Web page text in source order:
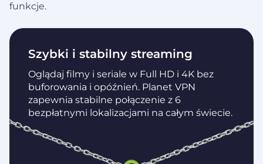
funkcje.
Szybki i stabilny streaming
Oglądaj filmy i seriale w Full HD i 4K bez
buforowania i opóźnień. Planet VPN
zapewnia stabilne połączenie z 6
bezpłatnymi lokalizacjami na całym świecie.